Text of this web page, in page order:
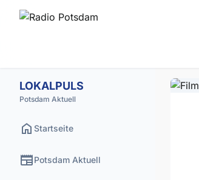
LOKALPULS
Potsdam Aktuell
home Startseite
newspaperPotsdam Aktuell